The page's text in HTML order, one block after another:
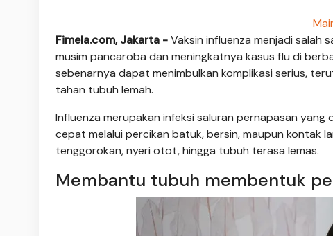
Fimela.com, Jakarta -Vaksin influenza menjadi salah
musim pancaroba dan meningkatnya kasus flu di
sebenarnya dapat menimbulkan komplikasi serius,
tahan tubuh lemah.
Influenza merupakan infeksi saluran pernapasan
cepat melalui percikan batuk, bersin, maupun kontak
tenggorokan, nyeri otot, hingga tubuh terasa lemas.
Membantu tubuh membentuk